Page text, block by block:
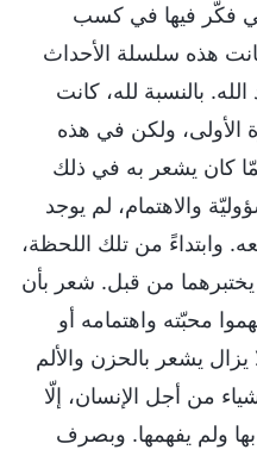
فكّر فيها في كسب
هذه سلسلة الأحداث
بالنسبة لله، كانت
الأولى، ولكن في هذه
كان يشعر به في ذلك
والاهتمام، لم يوجد
وابتداءً من تلك اللحظة،
من قبل. شعر بأن
محبّته واهتمامه أو
يشعر بالحزن والألم
من أجل الإنسان، إلّا
ولم يفهمها. وبصرف